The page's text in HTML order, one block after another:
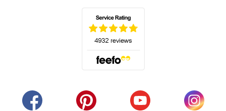
(s'ouvre dans un nouvel onglet)
(s'ouvre dans un nouvel onglet)
(s'ouvre dans un(s'ouvre